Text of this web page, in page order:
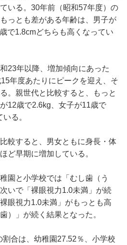
いる。30年前（昭和57年度）の
っとも差がある年齢は、男子が
で1.8cmどちらも高くなってい
23年以降、増加傾向にあった
年度あたりにピークを迎え、そ
。親世代と比較すると、もっと
12歳で2.6kg、女子が11歳で
る。
較すると、男女ともに身長・体
ど早期に増加している。
園と小学校では「むし歯（う
いで「裸眼視力1.0未満」が続
眼視力1.0未満」がもっとも高
）」が続く結果となった。
合は、幼稚園27.52％、小学校